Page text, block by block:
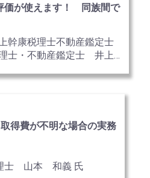
価が使えます！ 同族間で
幹康税理士不動産鑑定士
士・不動産鑑定士 井上
得費が不明な場合の実務
理士 山本 和義 氏